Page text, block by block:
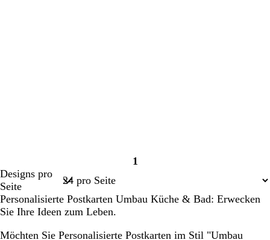
Seite
1
Designs pro
Seite
Personalisierte Postkarten Umbau Küche & Bad: Erwecken
Sie Ihre Ideen zum Leben.
Möchten Sie Personalisierte Postkarten im Stil "Umbau